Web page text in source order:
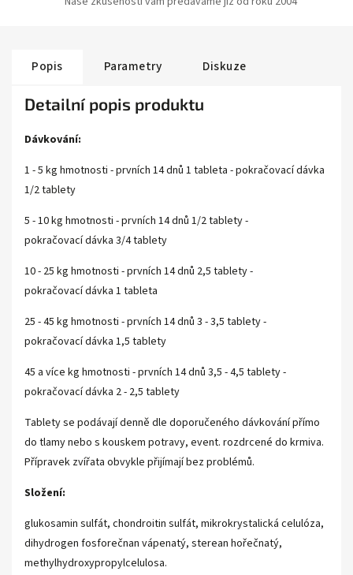
Popis Parametry Diskuze
Detailní popis produktu
Dávkování:
1 - 5 kg hmotnosti - prvních 14 dnů 1 tableta - pokračovací dávka
1/2 tablety
5 - 10 kg hmotnosti - prvních 14 dnů 1/2 tablety -
pokračovací dávka 3/4 tablety
10 - 25 kg hmotnosti - prvních 14 dnů 2,5 tablety -
pokračovací dávka 1 tableta
25 - 45 kg hmotnosti - prvních 14 dnů 3 - 3,5 tablety -
pokračovací dávka 1,5 tablety
45 a více kg hmotnosti - prvních 14 dnů 3,5 - 4,5 tablety -
pokračovací dávka 2 - 2,5 tablety
Tablety se podávají denně dle doporučeného dávkování přímo
do tlamy nebo s kouskem potravy, event. rozdrcené do krmiva.
Přípravek zvířata obvykle přijímají bez problémů.
Složení:
glukosamin sulfát, chondroitin sulfát, mikrokrystalická celulóza,
dihydrogen fosforečnan vápenatý, sterean hořečnatý,
methylhydroxy­propylcelulosa.